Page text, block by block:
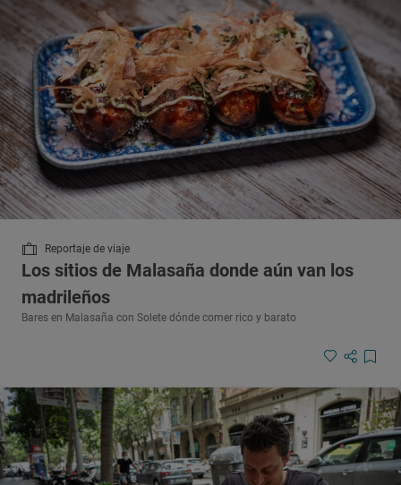
Reportaje de viaje
Los sitios de Malasaña donde aún van los
madrileños
Bares en Malasaña con Solete dónde comer rico y barato